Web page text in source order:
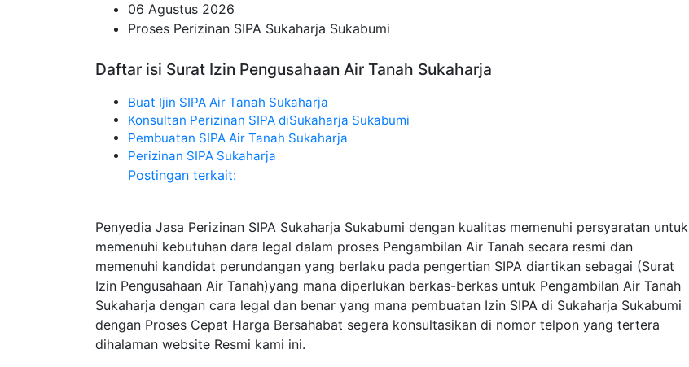
06 Agustus 2026
Proses Perizinan SIPA Sukaharja Sukabumi
Daftar isi Surat Izin Pengusahaan Air Tanah Sukaharja
Buat Ijin SIPA Air Tanah Sukaharja
Konsultan Perizinan SIPA diSukaharja Sukabumi
Pembuatan SIPA Air Tanah Sukaharja
Perizinan SIPA Sukaharja
Postingan terkait:
Penyedia Jasa Perizinan SIPA Sukaharja Sukabumi dengan kualitas memenuhi persyaratan untuk
memenuhi kebutuhan dara legal dalam proses Pengambilan Air Tanah secara resmi dan
memenuhi kandidat perundangan yang berlaku pada pengertian SIPA diartikan sebagai (Surat
Izin Pengusahaan Air Tanah)yang mana diperlukan berkas-berkas untuk Pengambilan Air Tanah
Sukaharja dengan cara legal dan benar yang mana pembuatan Izin SIPA di Sukaharja Sukabumi
dengan Proses Cepat Harga Bersahabat segera konsultasikan di nomor telpon yang tertera
dihalaman website Resmi kami ini.